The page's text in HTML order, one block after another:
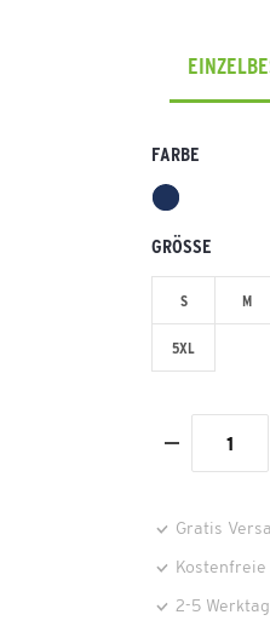
FARBE
GRÖSSE
S M
5XL
Gratis
2-5